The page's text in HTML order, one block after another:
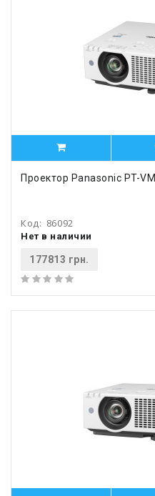
Проектор Panasonic PT-
Код: 86092
Нет в наличии
177813 грн.